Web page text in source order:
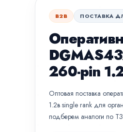
B2B ПОСТАВКА
260-pin
Оптовая поставка
1.2в single rank для
подберем аналоги по